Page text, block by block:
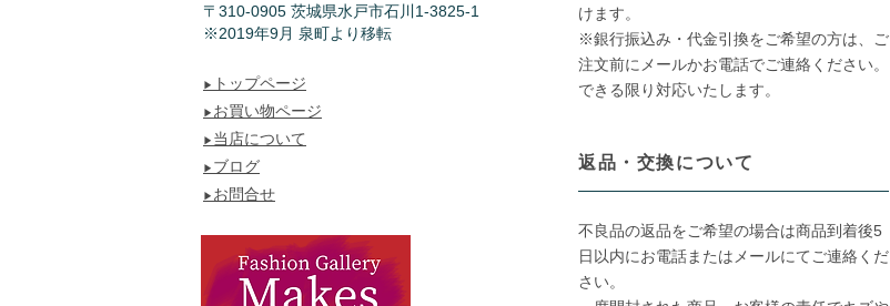
〒310-0905 茨城県水戸市石川1-3825-1
​※2019年9月 泉町より移転
▶︎ トップページ
▶︎ お買い物ページ
▶︎ 当店について
▶︎ ブログ
▶︎ お問合せ
けます。
※銀行振込み・代金引換をご希望の方は、ご
注文前にメールかお電話でご連絡ください。
できる限り対応いたします。
返品・交換について
不良品の返品をご希望の場合は商品到着後5
日以内にお電話またはメールにてご連絡くだ
さい。